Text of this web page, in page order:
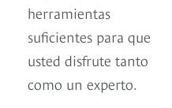
herramientas
suficientes para que
usted disfrute tanto
como un experto.